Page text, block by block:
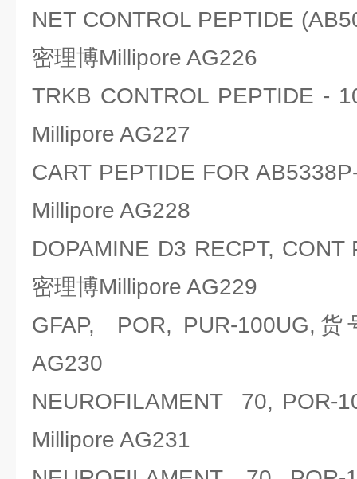
NET CONTROL PEPTIDE
密理博Millipore AG226
TRKB CONTROL PEPTIDE -
Millipore AG227
CART PEPTIDE FOR
Millipore AG228
DOPAMINE D3 RECPT,
密理博Millipore AG229
GFAP, POR, PUR-100UG,
AG230
NEUROFILAMENT 70, POR-
Millipore AG231